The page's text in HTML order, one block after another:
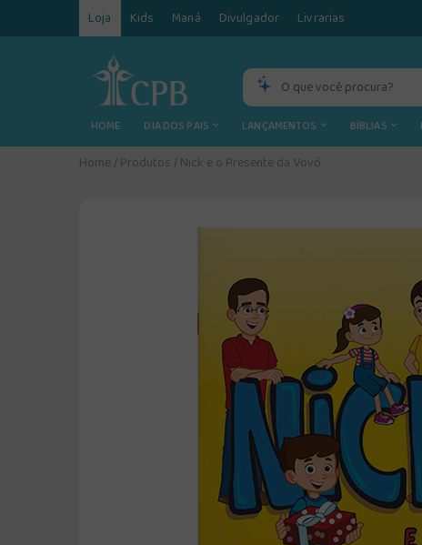
Loja Kids Maná Divulgador Livrarias
HOME DIA DOS PAIS LANÇAMENTOS BÍBLIAS
Home /Produtos /Nick e o Presente da Vovó